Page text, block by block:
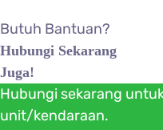
Butuh Bantuan?
Hubungi Sekarang
Juga!
Hubungi sekarang
unit/kendaraan.